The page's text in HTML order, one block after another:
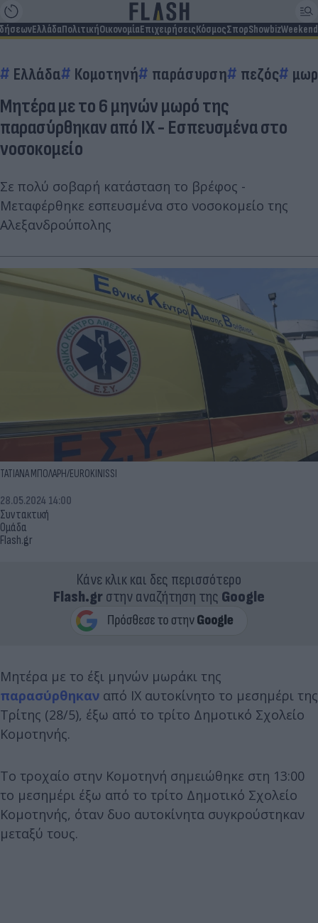
ΕλλάδαΠολιτικήΟικονομίαΕπιχειρήσειςΚόσμοςΣπορShowbizWeekend
Ελλάδα Κομοτηνή παράσυρση πεζός
Μητέρα με το 6 μηνών μωρό της
παρασύρθηκαν από ΙΧ - Eσπευσμένα στο
νοσοκομείο
Σε πολύ σοβαρή κατάσταση το βρέφος -
Μεταφέρθηκε εσπευσμένα στο νοσοκομείο της
Αλεξανδρούπολης
ΤΑΤΙΑΝΑ ΜΠΟΛΑΡΗ/EUROKINISSI
Συντακτική
Ομάδα
Flash.gr
28.05.2024 14:00
Κάνε κλικ και δες περισσότερο
Flash.grστην αναζήτηση της Google
Μητέρα με το έξι μηνών μωράκι της
παρασύρθηκαν από ΙΧ αυτοκίνητο το μεσημέρι της
Τρίτης (28/5), έξω από το τρίτο Δημοτικό Σχολείο
Κομοτηνής.
Το τροχαίο στην Κομοτηνή σημειώθηκε στη 13:00
το μεσημέρι έξω από το τρίτο Δημοτικό Σχολείο
Κομοτηνής, όταν δυο αυτοκίνητα συγκρούστηκαν
μεταξύ τους.